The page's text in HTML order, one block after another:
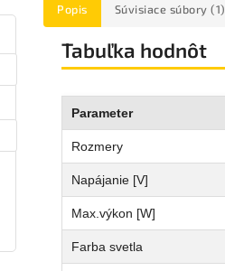
Popis Súvisiace súbory (1)
Tabuľka hodnôt
Parameter
Rozmery
Napájanie [V]
Max.výkon [W]
Farba svetla